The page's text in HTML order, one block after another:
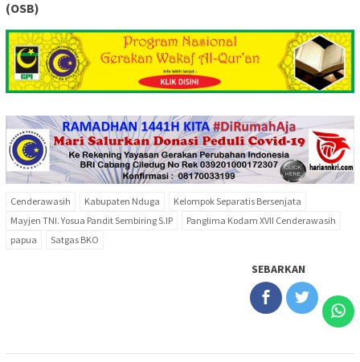
(OSB)
Cenderawasih Kabupaten Nduga
Kelompok Separatis Bersenjata
Mayjen TNI. Yosua Pandit Sembiring S.IP
Panglima Kodam XVII Cenderawasih
papua
Satgas BKO
SEBARKAN